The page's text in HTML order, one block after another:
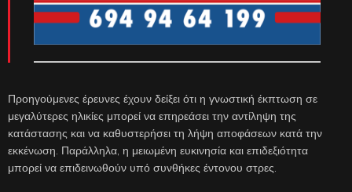
Προηγούμενες έρευνες έχουν δείξει ότι η γνωστική έκπτωση σε
μεγαλύτερες ηλικίες μπορεί να επηρεάσει την αντίληψη της
κατάστασης και να καθυστερήσει τη λήψη αποφάσεων κατά την
εκκένωση. Παράλληλα, η μειωμένη ευκινησία και επιδεξιότητα
μπορεί να επιδεινωθούν υπό συνθήκες έντονου στρες.